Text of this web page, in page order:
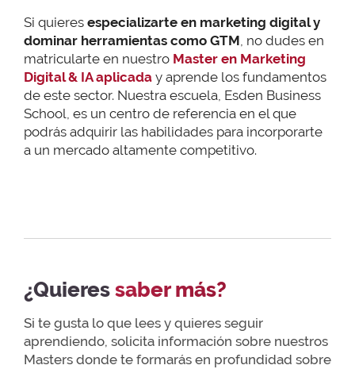
Si quieres especializarte en marketing digital y
dominar herramientas como GTM, no dudes en
matricularte en nuestro Master en Marketing
Digital & IA aplicada y aprende los fundamentos
de este sector. Nuestra escuela, Esden Business
School, es un centro de referencia en el que
podrás adquirir las habilidades para incorporarte
a un mercado altamente competitivo.
¿Quieressaber más?
Si te gusta lo que lees y quieres seguir
aprendiendo, solicita información sobre nuestros
Masters donde te formarás en profundidad sobre